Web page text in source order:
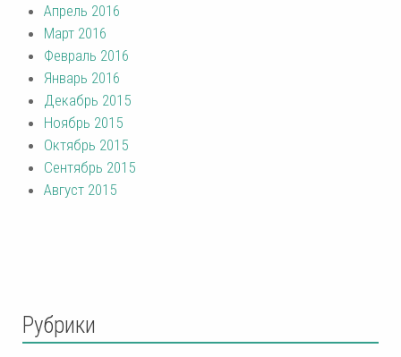
Апрель 2016
Март 2016
Февраль 2016
Январь 2016
Декабрь 2015
Ноябрь 2015
Октябрь 2015
Сентябрь 2015
Август 2015
Рубрики